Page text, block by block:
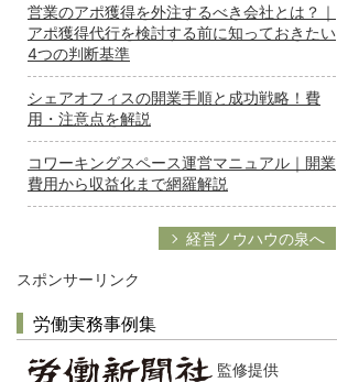
営業のアポ獲得を外注するべき会社とは？｜
アポ獲得代行を検討する前に知っておきたい
4つの判断基準
シェアオフィスの開業手順と成功戦略！費
用・注意点を解説
コワーキングスペース運営マニュアル｜開業
費用から収益化まで網羅解説
経営ノウハウの泉へ
スポンサーリンク
労働実務事例集
監修提供